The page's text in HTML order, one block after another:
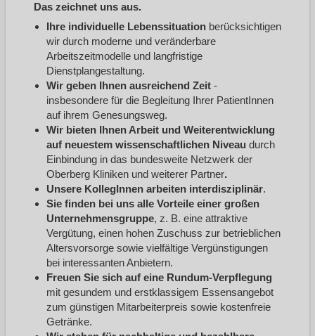
Das zeichnet uns aus.
Ihre individuelle Lebenssituation berücksichtigen
wir durch moderne und veränderbare
Arbeitszeitmodelle und langfristige
Dienstplangestaltung.
Wir geben Ihnen ausreichend Zeit -
insbesondere für die Begleitung Ihrer PatientInnen
auf ihrem Genesungsweg.
Wir bieten Ihnen Arbeit und Weiterentwicklung
auf neuestem wissenschaftlichen Niveau durch
Einbindung in das bundesweite Netzwerk der
Oberberg Kliniken und weiterer Partner.
Unsere KollegInnen arbeiten interdisziplinär.
Sie finden bei uns alle Vorteile einer großen
Unternehmensgruppe, z. B. eine attraktive
Vergütung, einen hohen Zuschuss zur betrieblichen
Altersvorsorge sowie vielfältige Vergünstigungen
bei interessanten Anbietern.
Freuen Sie sich auf eine Rundum-Verpflegung
mit gesundem und erstklassigem Essensangebot
zum günstigen Mitarbeiterpreis sowie kostenfreie
Getränke.